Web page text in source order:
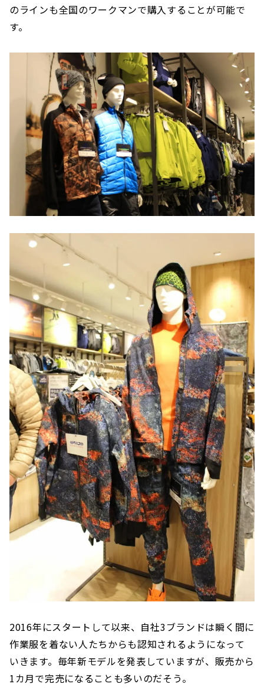
のラインも全国のワークマンで購入することが可能で
す。
2016年にスタートして以来、自社3ブランドは瞬く間に
作業服を着ない人たちからも認知されるようになって
いきます。毎年新モデルを発表していますが、販売から
1カ月で完売になることも多いのだそう。